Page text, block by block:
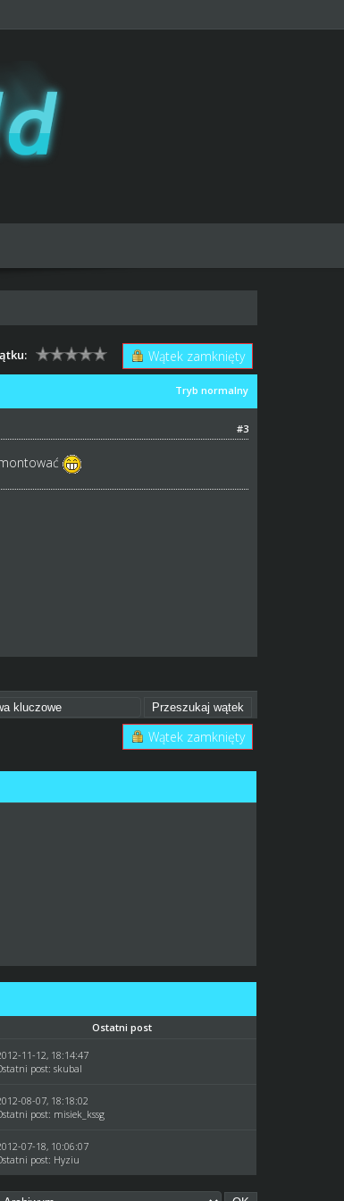
Wątek zamknięty
Tryb normalny
#3
Wątek zamknięty
Ostatni post
11-12, 18:14:47
post:skubal
08-07, 18:18:02
post: misiek_kssg
07-18, 10:06:07
post: Hyziu